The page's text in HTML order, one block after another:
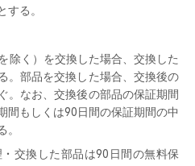
する。
除く）を交換した場合、交換した
。部品を交換した場合、交換後の
。なお、交換後の部品の保証期間
間もしくは90日間の保証期間の中
交換した部品は90日間の無料保